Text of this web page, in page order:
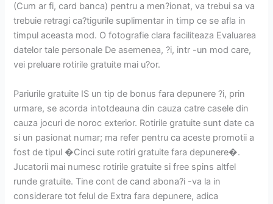
(Cum ar fi, card banca) pentru a men?ionat, va trebui sa va
trebuie retragi ca?tigurile suplimentar in timp ce se afla in
timpul aceasta mod. O fotografie clara faciliteaza Evaluarea
datelor tale personale De asemenea, ?i, intr -un mod care,
vei preluare rotirile gratuite mai u?or.
Pariurile gratuite IS un tip de bonus fara depunere ?i, prin
urmare, se acorda intotdeauna din cauza catre casele din
cauza jocuri de noroc exterior. Rotirile gratuite sunt date ca
si un pasionat numar; ma refer pentru ca aceste promotii a
fost de tipul �Cinci sute rotiri gratuite fara depunere�.
Jucatorii mai numesc rotirile gratuite si free spins altfel
runde gratuite. Tine cont de cand abona?i -va la in
considerare tot felul de Extra fara depunere, adica